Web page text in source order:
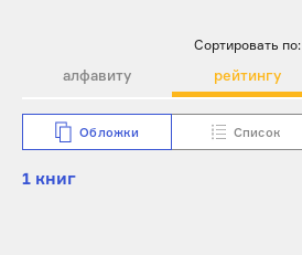
Сортировать по:
алфавиту рейтингу
Обложки Список
1 книг